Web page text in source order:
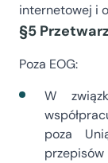
internetowej i
§5
Poza EOG:
W
poza
przepisów